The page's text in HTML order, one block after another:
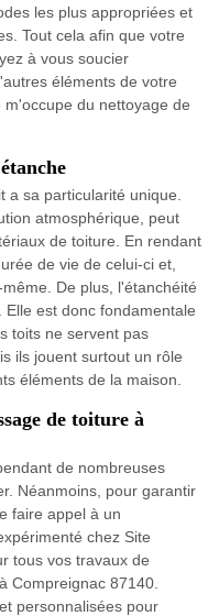
les plus appropriées et
Tout cela afin que votre
à vous soucier
éléments de votre
du nettoyage de
sa particularité unique.
atmosphérique, peut
de toiture. En rendant
de vie de celui-ci et,
De plus, l'étanchéité
est donc fondamentale
toits ne servent pas
ils jouent surtout un rôle
éléments de la maison.
de toiture à
de nombreuses
Néanmoins, pour garantir
faire appel à un
chez Site
tous vos travaux de
Compreignac 87140.
personnalisées pour